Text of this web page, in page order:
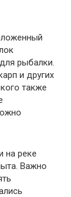
рыбалки.
и других
также
на реке
Важно